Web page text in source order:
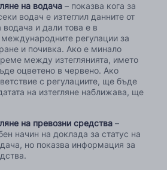
на водача – показва кога за
водач е изтеглил данните от
водача и дали това е в
международните регулации за
и почивка. Ако е минало
между изтеглянията, името
оцветено в червено. Ако
с регулациите, ще бъде
на изтегляне наближава, ще
на превозни средства –
начин на доклада за статус на
но показва информация за